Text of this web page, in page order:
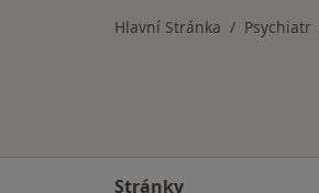
Hlavní Stránka Psychiatr
Stránky